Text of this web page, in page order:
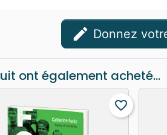
edit Donnez
ont également acheté...
favorite_border